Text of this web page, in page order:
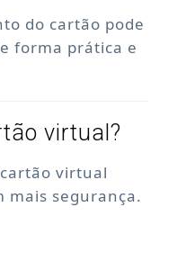
do cartão pode
forma prática e
virtual?
virtual
mais segurança.